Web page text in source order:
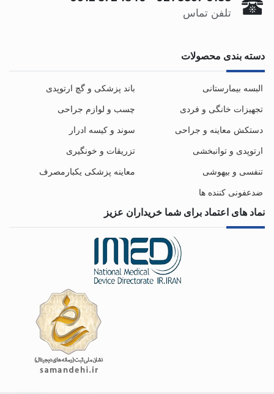
تلفن تماس
دسته بندی محصولات
البسه بیمارستانی
باند پزشکی و گچ ارتوپدی
تجهیزات خانگی و فردی
چسب و لوازم جراحی
دستکش معاینه و جراحی
سوند و کیسه ادرار
ارتوپدی و توانبخشی
تزریقات و خونگیری
تنفسی و بیهوشی
معاینه پزشکی یکبارمصرف
ضدعفونی کننده ها
نماد های اعتماد برای شما خریداران عزیز